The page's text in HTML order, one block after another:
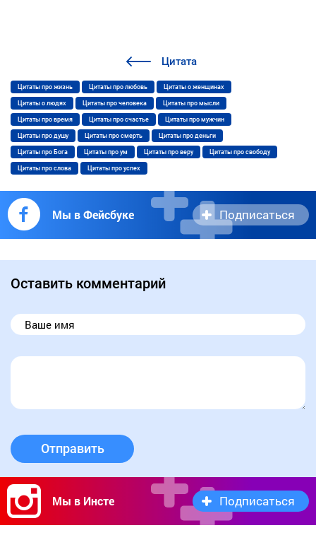
Цитата
Цитаты про жизнь Цитаты про любовь Цитаты о женщинах
Цитаты о людях Цитаты про человека Цитаты про мысли
Цитаты про время Цитаты про счастье Цитаты про мужчин
Цитаты про душу Цитаты про смерть Цитаты про деньги
Цитаты про Бога Цитаты про ум Цитаты про веру Цитаты про свободу
Цитаты про слова Цитаты про успех
Мы в Фейсбуке Подписаться
Оставить комментарий
Отправить
Мы в Инсте Подписаться